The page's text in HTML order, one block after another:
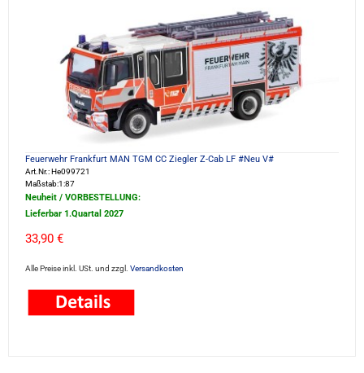
Feuerwehr Frankfurt MAN TGM CC Ziegler Z-Cab LF #Neu V#
Art.Nr.: He099721
Maßstab:1:87
Neuheit / VORBESTELLUNG:
Lieferbar 1.Quartal 2027
33,90 €
Alle Preise inkl. USt. und zzgl. Versandkosten